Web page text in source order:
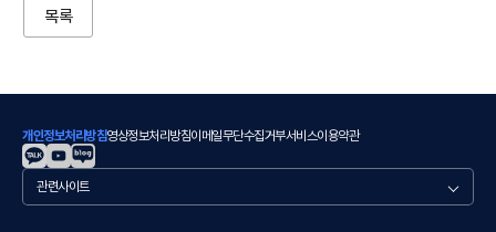
목록
개인정보처리방침영상정보처리방침이메일무단수집거부서비스이용약관
관
련